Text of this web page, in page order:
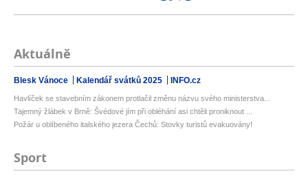
Aktuálně
Blesk Vánoce Kalendář svátků 2025 INFO.cz
Havlíček se stavebním zákonem protlačil změnu názvu svého ministerstva...
Tajemný žlábek v Brně: Švédové jím při obléhání asi chtěli proniknout ...
Požár u oblíbeného italského jezera Čechů: Stovky turistů evakuovány!
Sport